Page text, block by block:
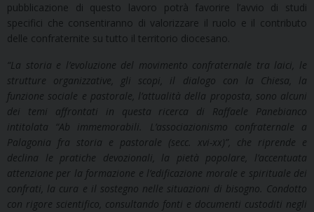
pubblicazione di questo lavoro potrà favorire l’avvio di studi
specifici che consentiranno di valorizzare il ruolo e il contributo
delle confraternite su tutto il territorio diocesano.
“La storia e l’evoluzione del movimento confraternale tra laici, le
strutture organizzative, gli scopi, il dialogo con la Chiesa, la
funzione sociale e pastorale, l’attualità della proposta, sono alcuni
dei temi affrontati in questa ricerca di Raffaele Panebianco
intitolata “Ab immemorabili. L’associazionismo confraternale a
Palagonia fra storia e pastorale (secc. xvi-xx)”, che riprende e
declina le pratiche devozionali, la pietà popolare, l’accentuata
attenzione per la formazione e l’edificazione morale e spirituale dei
confrati, la cura e il sostegno nelle situazioni di bisogno. Condotto
con rigore scientifico, consultando fonti e documenti custoditi negli